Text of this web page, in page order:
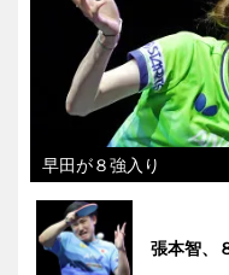
早田が８強入り
張本智、